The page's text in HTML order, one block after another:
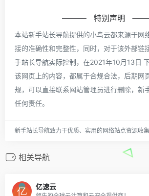
特别声明
本站新手站长导航提供的小鸟云都来源于网
接的准确性和完整性，同时，对于该外部链
手站长导航实际控制，在2021年10月13日
该网页上的内容，都属于合规合法，后期网
规，可以直接联系网站管理员进行删除，新
任何责任。
新手站长导航致力于优质、实用的网络站点资源收集
相关导航
亿速云